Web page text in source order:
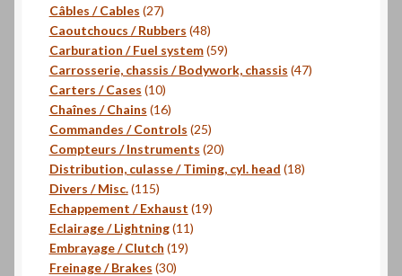
Câbles / Cables 2727
produits
Caoutchoucs / Rubbers 4848
produits
Carburation / Fuel system 5959
produits
Carrosserie, chassis / Bodywork, chassis 4747
Carters / Cases 1010
produits
Chaînes / Chains 1616
produits
Commandes / Controls 2525
produits
Compteurs / Instruments 2020
produits
Distribution, culasse / Timing, cyl. head 1818
Divers / Misc. 115115
produits
Echappement / Exhaust 1919
Eclairage / Lightning 1111
Embrayage / Clutch 1919
Freinage / Brakes 3030